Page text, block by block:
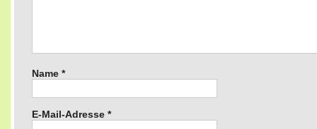
Name *
E-Mail-Adresse *